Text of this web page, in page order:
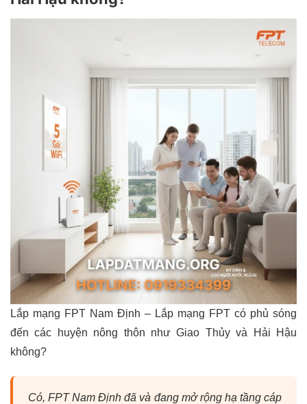
Lắp mạng FPT Nam Định – Lắp mạng FPT có phủ sóng
đến các huyện nông thôn như Giao Thủy và Hải Hậu
không?
Có, FPT Nam Định đã và đang mở rộng hạ tầng cáp